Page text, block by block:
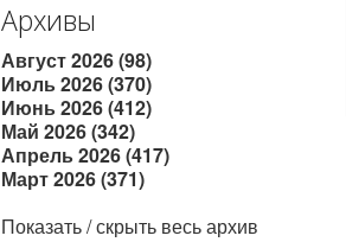
Архивы
Август 2026 (98)
Июль 2026 (370)
Июнь 2026 (412)
Май 2026 (342)
Апрель 2026 (417)
Март 2026 (371)
Показать / скрыть весь архив